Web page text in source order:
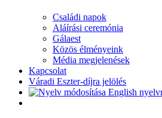
Családi napok
Aláírási ceremónia
Gálaest
Közös élményeink
Média megjelenések
Kapcsolat
Váradi Eszter-díjra jelölés